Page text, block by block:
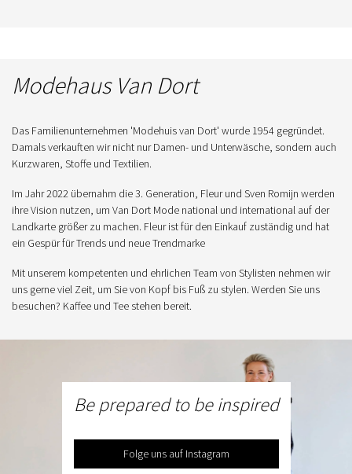
Modehaus Van Dort
Das Familienunternehmen 'Modehuis van Dort' wurde 1954 gegründet.
Damals verkauften wir nicht nur Damen- und Unterwäsche, sondern auch
Kurzwaren, Stoffe und Textilien.
Im Jahr 2022 übernahm die 3. Generation, Fleur und Sven Romijn werden
ihre Vision nutzen, um Van Dort Mode national und international auf der
Landkarte größer zu machen. Fleur ist für den Einkauf zuständig und hat
ein Gespür für Trends und neue Trendmarke
Mit unserem kompetenten und ehrlichen Team von Stylisten nehmen wir
uns gerne viel Zeit, um Sie von Kopf bis Fuß zu stylen. Werden Sie uns
besuchen? Kaffee und Tee stehen bereit.
Be prepared to be inspired
Folge uns auf Instagram